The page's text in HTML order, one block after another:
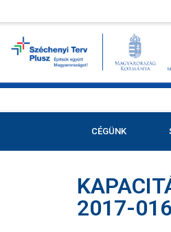
CÉGÜNK
2017-